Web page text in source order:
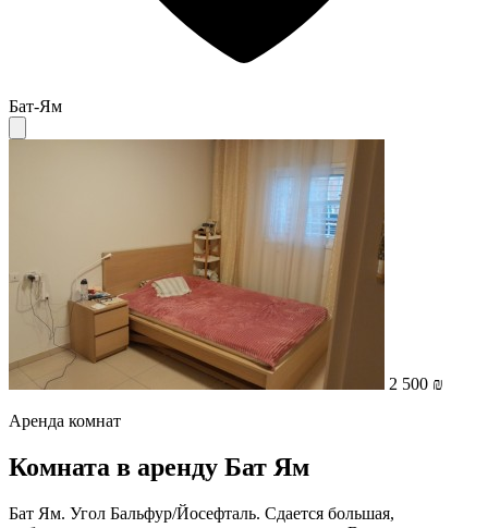
Бат-Ям
2 500 ₪
Аренда комнат
Комната в аренду Бат Ям
Бат Ям. Угол Бальфур/Йосефталь. Сдается большая,